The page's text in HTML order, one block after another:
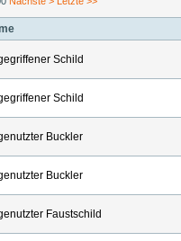
Schild
Schild
Buckler
Buckler
Faustschild